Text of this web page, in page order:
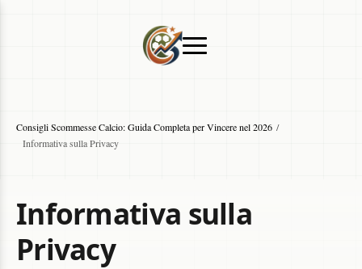
Consigli Scommesse Calcio: Guida Completa per Vincere nel 2026 /
Informativa sulla Privacy
Informativa sulla
Privacy